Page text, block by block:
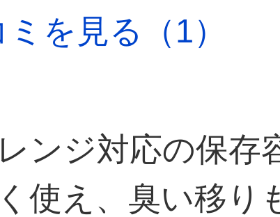
を見る（1）
ンジ対応の保存
使え、臭い移り